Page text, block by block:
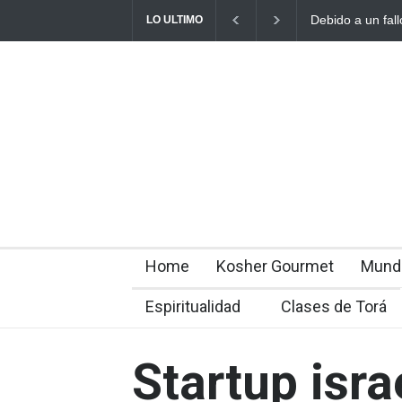
LO ULTIMO
Debido a un
Home Kosher Gourmet
Espiritualidad Clases de Torá
Startup